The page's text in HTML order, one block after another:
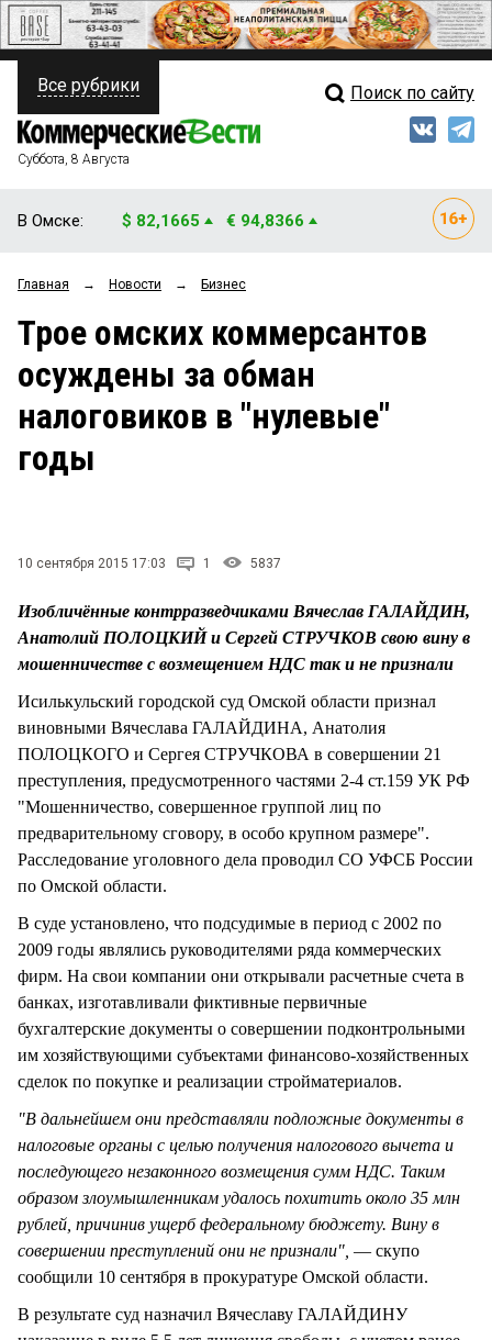
ПОЛИТИКА
ФИНАНСЫ
ОБЩЕСТВО
ЗАКОН
НОВОСТИ КОМПАНИЙ
Свежий выпуск
Рейтинги
Блоги
Архив
Все рубрики Поиск по сайту
Суббота, 8 Августа
В Омске: $ 82,1665 € 94,8366
Главная → Новости → Бизнес
Трое омских коммерсантов
осуждены за обман
налоговиков в "нулевые"
годы
10 сентября 2015 17:03 1 5837
Изобличённые контрразведчиками Вячеслав ГАЛАЙДИН,
Анатолий ПОЛОЦКИЙ и Сергей СТРУЧКОВ свою вину в
мошенничестве с возмещением НДС так и не признали
Исилькульский городской суд Омской области признал
виновными Вячеслава ГАЛАЙДИНА, Анатолия
ПОЛОЦКОГО и Сергея СТРУЧКОВА в совершении 21
преступления, предусмотренного частями 2-4 ст.159 УК РФ
"Мошенничество, совершенное группой лиц по
предварительному сговору, в особо крупном размере".
Расследование уголовного дела проводил СО УФСБ России
по Омской области.
В суде установлено, что подсудимые в период с 2002 по
2009 годы являлись руководителями ряда коммерческих
фирм. На свои компании они открывали расчетные счета в
банках, изготавливали фиктивные первичные
бухгалтерские документы о совершении подконтрольными
им хозяйствующими субъектами финансово-хозяйственных
сделок по покупке и реализации стройматериалов.
"В дальнейшем они представляли подложные документы в
налоговые органы с целью получения налогового вычета и
последующего незаконного возмещения сумм НДС. Таким
образом злоумышленникам удалось похитить около 35 млн
рублей, причинив ущерб федеральному бюджету. Вину в
совершении преступлений они не признали", — скупо
сообщили 10 сентября в прокуратуре Омской области.
В результате суд назначил Вячеславу ГАЛАЙДИНУ